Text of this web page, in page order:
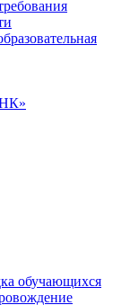
обучающихся